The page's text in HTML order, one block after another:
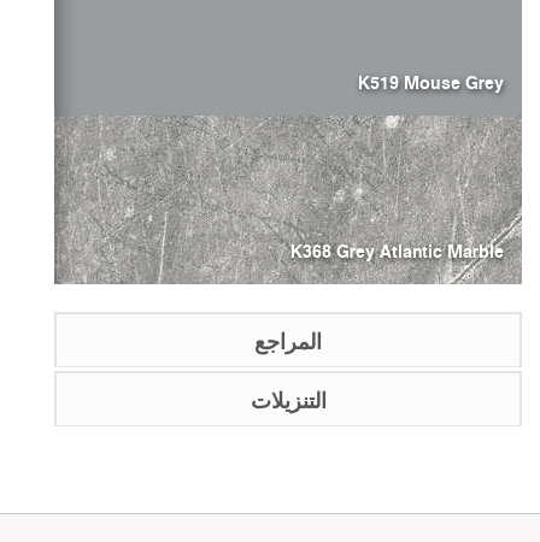
K519 Mouse Grey
K368 Grey Atlantic Marble
المراجع
التنزيلات